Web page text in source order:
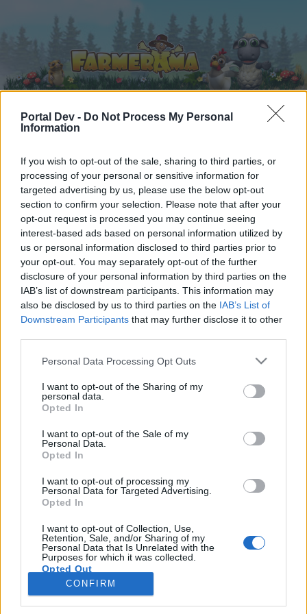
Portal Dev - Do Not Process My Personal
Information
If you wish to opt-out of the sale, sharing to third parties, or
processing of your personal or sensitive information for
targeted advertising by us, please use the below opt-out
section to confirm your selection. Please note that after your
opt-out request is processed you may continue seeing
interest-based ads based on personal information utilized by
us or personal information disclosed to third parties prior to
your opt-out. You may separately opt-out of the further
disclosure of your personal information by third parties on the
IAB’s list of downstream participants. This information may
also be disclosed by us to third parties on the IAB’s List of
Downstream Participants that may further disclose it to other
Personal Data Processing Opt Outs
I want to opt-out of the Sharing of my
personal data.
Opted In
I want to opt-out of the Sale of my
Personal Data.
Opted In
I want to opt-out of processing my
Personal Data for Targeted Advertising.
Opted In
I want to opt-out of Collection, Use,
Retention, Sale, and/or Sharing of my
Personal Data that Is Unrelated with the
Purposes for which it was collected.
Opted Out
CONFIRM
Fóra ... Umělecký koutek Podpisy a avatary od Astrid
Uživatelé, kteří ocenili zprávu #276
Milý(á) fórum uživatel (ko),
pokud chcete být na fóru aktivní a máte zájem se
zúčastnit v různých diskuzích a využívat dané
fórum musíš se nejdříve přihlásit do hry. Pokud
Vlákno: Podpisy a avatary od Astrid
alexandrakerulova00
Zprávy: 1,681 Obdržená ocenění: 11,389 Trofejní body: 1,750
lacrima
Zprávy: 2,521 Obdržená ocenění: 31,180 Trofejní body: 3,300
Komisař fóra
Zprávy: 637 Obdržená ocenění: 3,794 Trofejní body: 650
Y_n_O
Živoucí legenda fóra
Zprávy:
10,402
Nejnovější příspěvky